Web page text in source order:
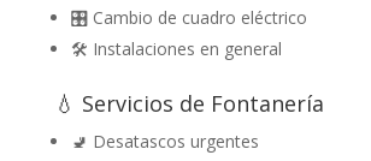
🎛️ Cambio de cuadro eléctrico
🛠️ Instalaciones en general
💧 Servicios de Fontanería
🚽 Desatascos urgentes